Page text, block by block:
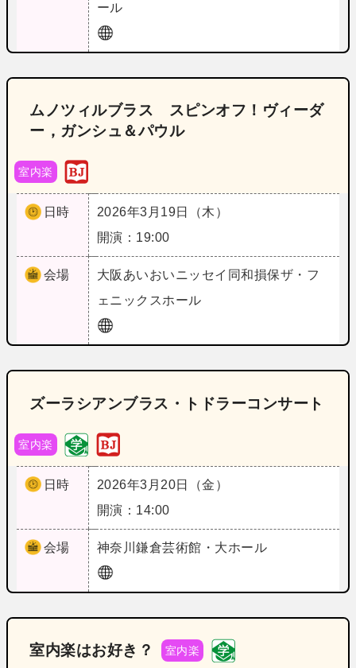
ール
ムノツィルブラス スピンオフ！ヴィーダ
ー，ガンシュ＆パウル
室内楽
日時
2026年3月19日（木）
開演：19:00
会場 大阪 あいおいニッセイ同和損保ザ・フ
ェニックスホール
ズーラシアンブラス・トドラーコンサート
室内楽
日時
2026年3月20日（金）
開演：14:00
会場 神奈川鎌倉芸術館・大ホール
室内楽はお好き？ 室内楽